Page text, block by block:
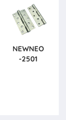
NEWNEO
-2501